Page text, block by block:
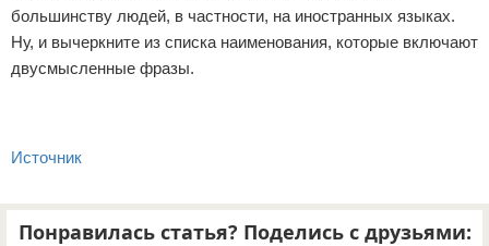
большинству людей, в частности, на иностранных языках.
Ну, и вычеркните из списка наименования, которые включают
двусмысленные фразы.
Источник
Понравилась статья? Поделись с друзьями: